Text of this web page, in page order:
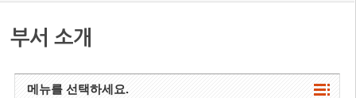
부서 소개
메뉴를 선택하세요.